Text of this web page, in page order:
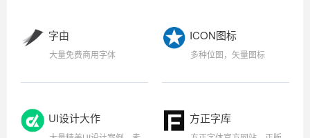
效、视频等。字体分类含
体、书法字体、卡通字
字由
大量免费商用字体
ICON图标
多种位图，矢量图标
UI设计大作 方正字库